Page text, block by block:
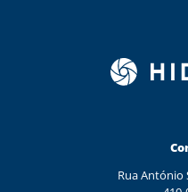
Rua António